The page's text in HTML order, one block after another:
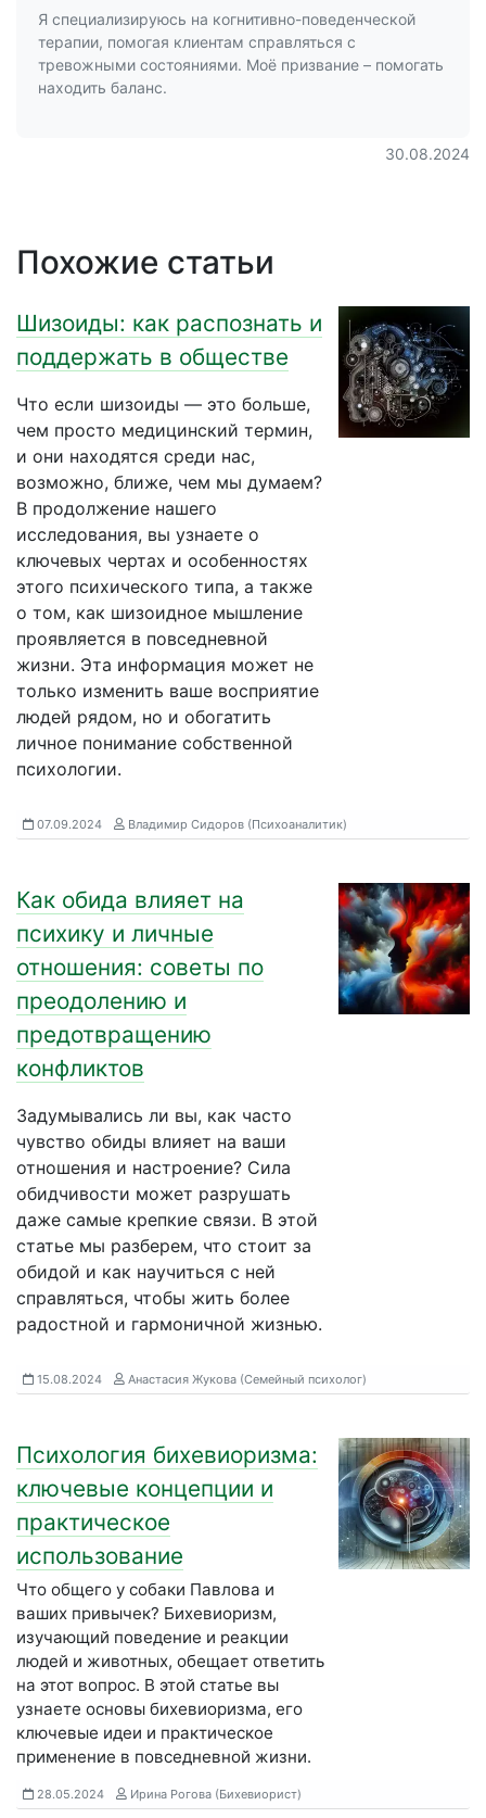
Я специализируюсь на когнитивно-поведенческой
терапии, помогая клиентам справляться с
тревожными состояниями. Моё призвание – помогать
находить баланс.
30.08.2024
Похожие статьи
Шизоиды: как распознать и
поддержать в обществе
Что если шизоиды — это больше,
чем просто медицинский термин,
и они находятся среди нас,
возможно, ближе, чем мы думаем?
В продолжение нашего
исследования, вы узнаете о
ключевых чертах и особенностях
этого психического типа, а также
о том, как шизоидное мышление
проявляется в повседневной
жизни. Эта информация может не
только изменить ваше восприятие
людей рядом, но и обогатить
личное понимание собственной
психологии.
07.09.2024 Владимир Сидоров (Психоаналитик)
Как обида влияет на
психику и личные
отношения: советы по
преодолению и
предотвращению
конфликтов
Задумывались ли вы, как часто
чувство обиды влияет на ваши
отношения и настроение? Сила
обидчивости может разрушать
даже самые крепкие связи. В этой
статье мы разберем, что стоит за
обидой и как научиться с ней
справляться, чтобы жить более
радостной и гармоничной жизнью.
15.08.2024 Анастасия Жукова (Семейный психолог)
Психология бихевиоризма:
ключевые концепции и
практическое
использование
Что общего у собаки Павлова и
ваших привычек? Бихевиоризм,
изучающий поведение и реакции
людей и животных, обещает ответить
на этот вопрос. В этой статье вы
узнаете основы бихевиоризма, его
ключевые идеи и практическое
применение в повседневной жизни.
28.05.2024 Ирина Рогова (Бихевиорист)